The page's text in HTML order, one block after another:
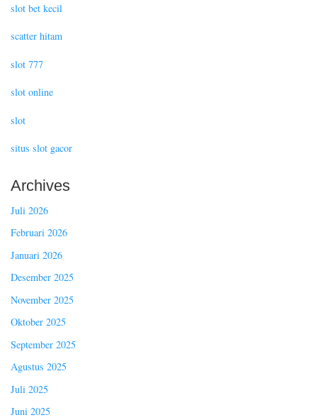
slot bet kecil
scatter hitam
slot 777
slot online
slot
situs slot gacor
Archives
Juli 2026
Februari 2026
Januari 2026
Desember 2025
November 2025
Oktober 2025
September 2025
Agustus 2025
Juli 2025
Juni 2025